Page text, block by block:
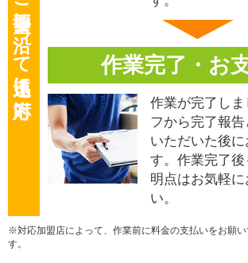
ご要望に沿って迅速に対応 作業完了・お
作業が完了し
フから完了報
いただいた後
す。作業完了
明点はお気軽
い。
※対応加盟店によって、作業前に料金の支払いをお願い
す。